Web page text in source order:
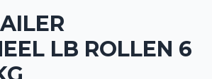
LB ROLLEN 6